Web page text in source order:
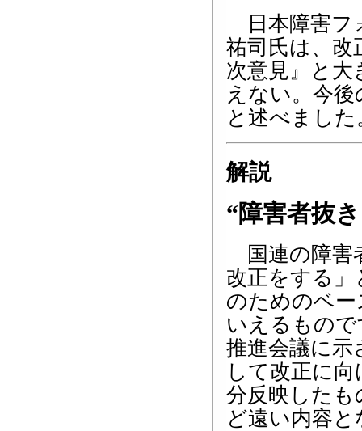
日本障害フ
祐司氏は、改
次意見』と
えない。今
と述べました
解説
“障害者抜
国連の障害
改正をする」
のためのベー
いえるもの
推進会議に示
して改正に
分反映した
ど遠い内容